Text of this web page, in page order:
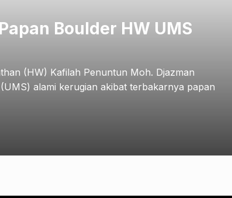
Boulder HW UMS
(HW) Kafilah Penuntun Moh. Djazman
alami kerugian akibat terbakarnya papan